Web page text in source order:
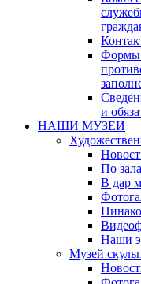
Формы
и
НАШИ МУЗЕИ
По
В дар
Наши
Музей